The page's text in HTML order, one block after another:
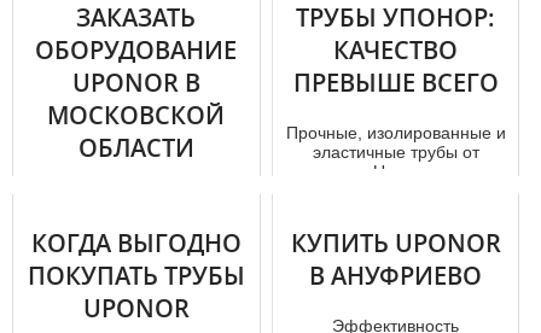
ЗАКАЗАТЬ
ОБОРУДОВАНИЕ
UPONOR В
МОСКОВСКОЙ
ОБЛАСТИ
использования
тpубопроводов Uponor, а
также изложена
информация ...
ТРУБЫ УПОНОР:
КАЧЕСТВО
ПРЕВЫШЕ ВСЕГО
Прочные, изолированные и
эластичные трубы от
компании Uponor созданы
КОГДА ВЫГОДНО
ПОКУПАТЬ ТРУБЫ
UPONOR
КУПИТЬ UPONOR
В АНУФРИЕВО
Эффективность